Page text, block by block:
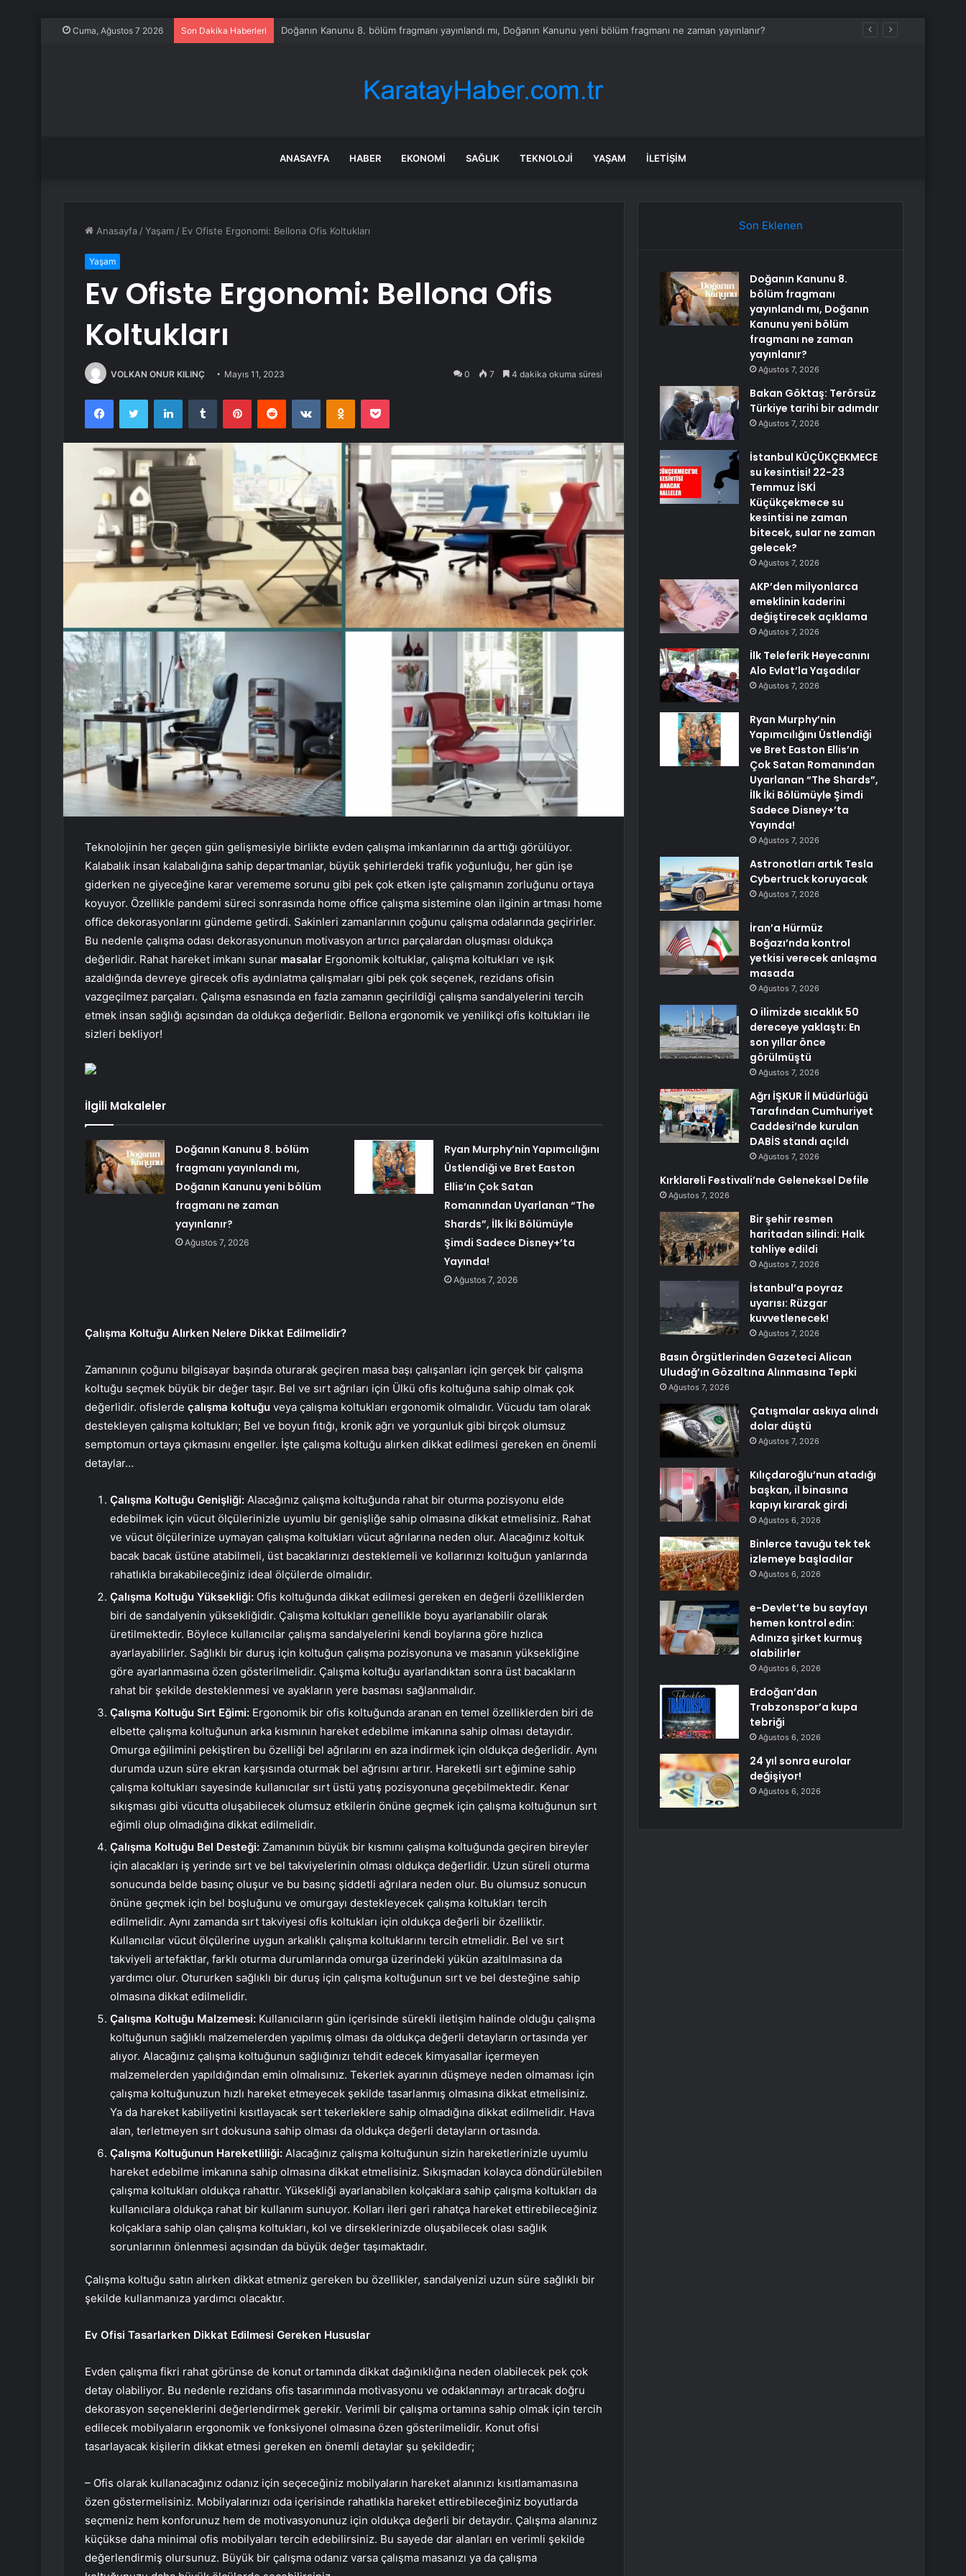
Cuma, Ağustos 7 2026 Son Dakika Haberleri Bakan Göktaş: Terörsüz Türkiye tarihi bir adımdır
ANASAYFA HABER EKONOMI SAĞLIK TEKNOLOJI YAŞAM İLETIŞIM
Anasayfa /Yaşam / Ev Ofiste Ergonomi: Bellona Ofis Koltukları
Yaşam
Ev Ofiste Ergonomi: Bellona Ofis
Koltukları
VOLKAN ONUR KILINÇ Mayıs 11, 2023 0 7 4 dakika okuma süresi
FacebookTwitter LinkedInTumblr PinterestReddit VKontakteOdnoklassniki
Pocket
Teknolojinin her geçen gün gelişmesiyle birlikte evden çalışma imkanlarının da arttığı görülüyor.
Kalabalık insan kalabalığına sahip departmanlar, büyük şehirlerdeki trafik yoğunluğu, her gün işe
giderken ne giyeceğine karar verememe sorunu gibi pek çok etken işte çalışmanın zorluğunu ortaya
koyuyor. Özellikle pandemi süreci sonrasında home office çalışma sistemine olan ilginin artması home
office dekorasyonlarını gündeme getirdi. Sakinleri zamanlarının çoğunu çalışma odalarında geçirirler.
Bu nedenle çalışma odası dekorasyonunun motivasyon artırıcı parçalardan oluşması oldukça
değerlidir. Rahat hareket imkanı sunar masalar Ergonomik koltuklar, çalışma koltukları ve ışık
azaldığında devreye girecek ofis aydınlatma çalışmaları gibi pek çok seçenek, rezidans ofisin
vazgeçilmez parçaları. Çalışma esnasında en fazla zamanın geçirildiği çalışma sandalyelerini tercih
etmek insan sağlığı açısından da oldukça değerlidir. Bellona ergonomik ve yenilikçi ofis koltukları ile
sizleri bekliyor!
İlgili Makaleler
Doğanın Kanunu 8. bölüm
fragmanı yayınlandı mı,
Doğanın Kanunu yeni bölüm
fragmanı ne zaman
yayınlanır?
Ağustos 7, 2026
Ryan Murphy’nin Yapımcılığını
Üstlendiği ve Bret Easton
Ellis’ın Çok Satan
Romanından Uyarlanan “The
Shards”, İlk İki Bölümüyle
Şimdi Sadece Disney+’ta
Yayında!
Ağustos 7, 2026
Çalışma Koltuğu Alırken Nelere Dikkat Edilmelidir?
Zamanının çoğunu bilgisayar başında oturarak geçiren masa başı çalışanları için gerçek bir çalışma
koltuğu seçmek büyük bir değer taşır. Bel ve sırt ağrıları için Ülkü ofis koltuğuna sahip olmak çok
değerlidir. ofislerde çalışma koltuğu veya çalışma koltukları ergonomik olmalıdır. Vücudu tam olarak
destekleyen çalışma koltukları; Bel ve boyun fıtığı, kronik ağrı ve yorgunluk gibi birçok olumsuz
semptomun ortaya çıkmasını engeller. İşte çalışma koltuğu alırken dikkat edilmesi gereken en önemli
detaylar…
Çalışma Koltuğu Genişliği: Alacağınız çalışma koltuğunda rahat bir oturma pozisyonu elde
edebilmek için vücut ölçülerinizle uyumlu bir genişliğe sahip olmasına dikkat etmelisiniz. Rahat
ve vücut ölçülerinize uymayan çalışma koltukları vücut ağrılarına neden olur. Alacağınız koltuk
bacak bacak üstüne atabilmeli, üst bacaklarınızı desteklemeli ve kollarınızı koltuğun yanlarında
rahatlıkla bırakabileceğiniz ideal ölçülerde olmalıdır.
Çalışma Koltuğu Yüksekliği: Ofis koltuğunda dikkat edilmesi gereken en değerli özelliklerden
biri de sandalyenin yüksekliğidir. Çalışma koltukları genellikle boyu ayarlanabilir olarak
üretilmektedir. Böylece kullanıcılar çalışma sandalyelerini kendi boylarına göre hızlıca
ayarlayabilirler. Sağlıklı bir duruş için koltuğun çalışma pozisyonuna ve masanın yüksekliğine
göre ayarlanmasına özen gösterilmelidir. Çalışma koltuğu ayarlandıktan sonra üst bacakların
rahat bir şekilde desteklenmesi ve ayakların yere basması sağlanmalıdır.
Çalışma Koltuğu Sırt Eğimi: Ergonomik bir ofis koltuğunda aranan en temel özelliklerden biri de
elbette çalışma koltuğunun arka kısmının hareket edebilme imkanına sahip olması detayıdır.
Omurga eğilimini pekiştiren bu özelliği bel ağrılarını en aza indirmek için oldukça değerlidir. Aynı
durumda uzun süre ekran karşısında oturmak bel ağrısını artırır. Hareketli sırt eğimine sahip
çalışma koltukları sayesinde kullanıcılar sırt üstü yatış pozisyonuna geçebilmektedir. Kenar
sıkışması gibi vücutta oluşabilecek olumsuz etkilerin önüne geçmek için çalışma koltuğunun sırt
eğimli olup olmadığına dikkat edilmelidir.
Çalışma Koltuğu Bel Desteği: Zamanının büyük bir kısmını çalışma koltuğunda geçiren bireyler
için alacakları iş yerinde sırt ve bel takviyelerinin olması oldukça değerlidir. Uzun süreli oturma
sonucunda belde basınç oluşur ve bu basınç şiddetli ağrılara neden olur. Bu olumsuz sonucun
önüne geçmek için bel boşluğunu ve omurgayı destekleyecek çalışma koltukları tercih
edilmelidir. Aynı zamanda sırt takviyesi ofis koltukları için oldukça değerli bir özelliktir.
Kullanıcılar vücut ölçülerine uygun arkalıklı çalışma koltuklarını tercih etmelidir. Bel ve sırt
takviyeli artefaktlar, farklı oturma durumlarında omurga üzerindeki yükün azaltılmasına da
yardımcı olur. Otururken sağlıklı bir duruş için çalışma koltuğunun sırt ve bel desteğine sahip
olmasına dikkat edilmelidir.
Çalışma Koltuğu Malzemesi: Kullanıcıların gün içerisinde sürekli iletişim halinde olduğu çalışma
koltuğunun sağlıklı malzemelerden yapılmış olması da oldukça değerli detayların ortasında yer
alıyor. Alacağınız çalışma koltuğunun sağlığınızı tehdit edecek kimyasallar içermeyen
malzemelerden yapıldığından emin olmalısınız. Tekerlek ayarının düşmeye neden olmaması için
çalışma koltuğunuzun hızlı hareket etmeyecek şekilde tasarlanmış olmasına dikkat etmelisiniz.
Ya da hareket kabiliyetini kısıtlayacak sert tekerleklere sahip olmadığına dikkat edilmelidir. Hava
alan, terletmeyen sırt dokusuna sahip olması da oldukça değerli detayların ortasında.
Çalışma Koltuğunun Hareketliliği: Alacağınız çalışma koltuğunun sizin hareketlerinizle uyumlu
hareket edebilme imkanına sahip olmasına dikkat etmelisiniz. Sıkışmadan kolayca döndürülebilen
çalışma koltukları oldukça rahattır. Yüksekliği ayarlanabilen kolçaklara sahip çalışma koltukları da
kullanıcılara oldukça rahat bir kullanım sunuyor. Kolları ileri geri rahatça hareket ettirebileceğiniz
kolçaklara sahip olan çalışma koltukları, kol ve dirseklerinizde oluşabilecek olası sağlık
sorunlarının önlenmesi açısından da büyük değer taşımaktadır.
Çalışma koltuğu satın alırken dikkat etmeniz gereken bu özellikler, sandalyenizi uzun süre sağlıklı bir
şekilde kullanmanıza yardımcı olacaktır.
Ev Ofisi Tasarlarken Dikkat Edilmesi Gereken Hususlar
Evden çalışma fikri rahat görünse de konut ortamında dikkat dağınıklığına neden olabilecek pek çok
detay olabiliyor. Bu nedenle rezidans ofis tasarımında motivasyonu ve odaklanmayı artıracak doğru
dekorasyon seçeneklerini değerlendirmek gerekir. Verimli bir çalışma ortamına sahip olmak için tercih
edilecek mobilyaların ergonomik ve fonksiyonel olmasına özen gösterilmelidir. Konut ofisi
tasarlayacak kişilerin dikkat etmesi gereken en önemli detaylar şu şekildedir;
– Ofis olarak kullanacağınız odanız için seçeceğiniz mobilyaların hareket alanınızı kısıtlamamasına
özen göstermelisiniz. Mobilyalarınızı oda içerisinde rahatlıkla hareket ettirebileceğiniz boyutlarda
seçmeniz hem konforunuz hem de motivasyonunuz için oldukça değerli bir detaydır. Çalışma alanınız
küçükse daha minimal ofis mobilyaları tercih edebilirsiniz. Bu sayede dar alanları en verimli şekilde
değerlendirmiş olursunuz. Büyük bir çalışma odanız varsa çalışma masanızı ya da çalışma
Son Eklenen
Doğanın Kanunu 8.
bölüm fragmanı
yayınlandı mı, Doğanın
Kanunu yeni bölüm
fragmanı ne zaman
yayınlanır?
Ağustos 7, 2026
Bakan Göktaş: Terörsüz
Türkiye tarihi bir adımdır
Ağustos 7, 2026
İstanbul KÜÇÜKÇEKMECE
su kesintisi! 22-23
Temmuz İSKİ
Küçükçekmece su
kesintisi ne zaman
bitecek, sular ne zaman
gelecek?
Ağustos 7, 2026
AKP’den milyonlarca
emeklinin kaderini
değiştirecek açıklama
Ağustos 7, 2026
İlk Teleferik Heyecanını
Alo Evlat’la Yaşadılar
Ağustos 7, 2026
Ryan Murphy’nin
Yapımcılığını Üstlendiği
ve Bret Easton Ellis’ın
Çok Satan Romanından
Uyarlanan “The Shards”,
İlk İki Bölümüyle Şimdi
Sadece Disney+’ta
Yayında!
Ağustos 7, 2026
Astronotları artık Tesla
Cybertruck koruyacak
Ağustos 7, 2026
İran’a Hürmüz
Boğazı’nda kontrol
yetkisi verecek anlaşma
masada
Ağustos 7, 2026
O ilimizde sıcaklık 50
dereceye yaklaştı: En
son yıllar önce
görülmüştü
Ağustos 7, 2026
Ağrı İŞKUR İl Müdürlüğü
Tarafından Cumhuriyet
Caddesi’nde kurulan
DABİS standı açıldı
Ağustos 7, 2026
Kırklareli Festivali’nde Geleneksel Defile
Ağustos 7, 2026
Bir şehir resmen
haritadan silindi: Halk
tahliye edildi
Ağustos 7, 2026
İstanbul’a poyraz
uyarısı: Rüzgar
kuvvetlenecek!
Ağustos 7, 2026
Basın Örgütlerinden Gazeteci Alican
Uludağ’ın Gözaltına Alınmasına Tepki
Ağustos 7, 2026
Çatışmalar askıya alındı
dolar düştü
Ağustos 7, 2026
Kılıçdaroğlu’nun atadığı
başkan, il binasına
kapıyı kırarak girdi
Ağustos 6, 2026
Binlerce tavuğu tek tek
izlemeye başladılar
Ağustos 6, 2026
e-Devlet’te bu sayfayı
hemen kontrol edin:
Adınıza şirket kurmuş
olabilirler
Ağustos 6, 2026
Erdoğan’dan
Trabzonspor’a kupa
tebriği
Ağustos 6, 2026
24 yıl sonra eurolar
değişiyor!
Ağustos 6, 2026